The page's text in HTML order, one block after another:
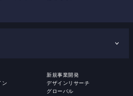
新規事業開発
ン
デザインリサーチ
グローバル